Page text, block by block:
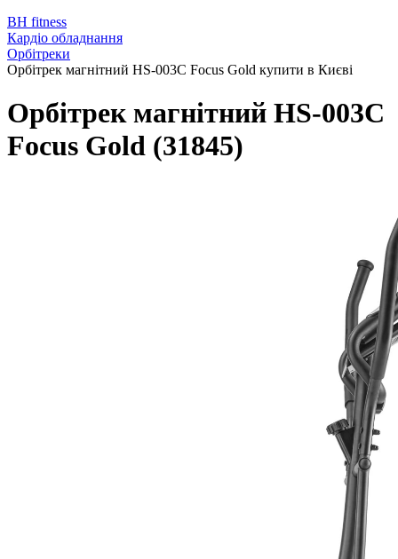
BH fitness
Кардіо обладнання
Орбітреки
Орбітрек магнітний HS-003C Focus Gold купити в Києві
Орбітрек магнітний HS-003C
Focus Gold (31845)